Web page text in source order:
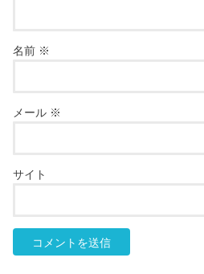
名前 ※
メール ※
サイト